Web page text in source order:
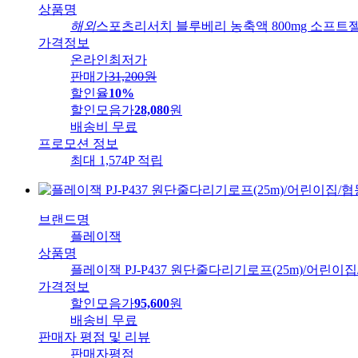
상품명
해외스포츠리서치 블루베리 농축액 800mg 소프트
가격정보
온라인최저가
판매가31,200원
할인율10%
할인모음가28,080원
배송비
무료
프로모션 정보
최대 1,574P 적립
브랜드명
플레이잭
상품명
플레이잭 PJ-P437 원단줄다리기로프(25m)/어린이집
가격정보
할인모음가95,600원
배송비
무료
판매자 평점 및 리뷰
판매자평점